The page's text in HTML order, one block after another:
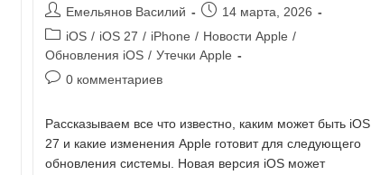
Емельянов Василий
14 марта, 2026
iOS / iOS 27 / iPhone / Новости Apple /
Обновления iOS / Утечки Apple
0 комментариев
Рассказываем все что известно, каким может быть iOS
27 и какие изменения Apple готовит для следующего
обновления системы. Новая версия iOS может